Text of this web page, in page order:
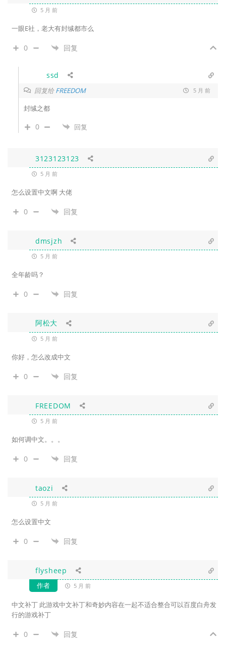
5 月 前
一眼E社，老大有封缄都市么
0 回复
ssd
回复给FREEDOM 5 月 前
封缄之都
0 回复
3123123123
5 月 前
怎么设置中文啊 大佬
0 回复
dmsjzh
5 月 前
全年龄吗？
0 回复
阿松大
5 月 前
你好，怎么改成中文
0 回复
FREEDOM
5 月 前
如何调中文。。。
0 回复
taozi
5 月 前
怎么设置中文
0 回复
flysheep
作者 5 月 前
中文补丁 此游戏中文补丁和奇妙内容在一起不适合整合可以百度白舟发
行的游戏补丁
0 回复